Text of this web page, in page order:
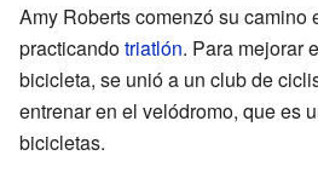
Amy Roberts comenzó su camino
practicandotriatlón. Para mejorar
bicicleta, se unió a un club de
entrenar en el velódromo, que es
bicicletas.